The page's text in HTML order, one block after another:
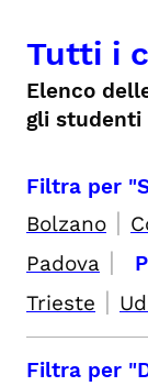
Tutti i
Elenco
gli
Filtra per
Bolzano |
Padova |
Trieste |
Filtra per